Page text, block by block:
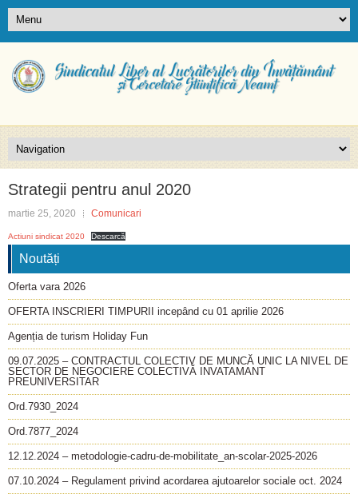
Strategii pentru anul 2020
martie 25, 2020 Comunicari
Actiuni sindicat 2020 Descarcă
Noutăți
Oferta vara 2026
OFERTA INSCRIERI TIMPURII incepând cu 01 aprilie 2026
Agenția de turism Holiday Fun
09.07.2025 – CONTRACTUL COLECTIV DE MUNCĂ UNIC LA NIVEL DE
SECTOR DE NEGOCIERE COLECTIVĂ INVATAMANT
PREUNIVERSITAR
Ord.7930_2024
Ord.7877_2024
12.12.2024 – metodologie-cadru-de-mobilitate_an-scolar-2025-2026
07.10.2024 – Regulament privind acordarea ajutoarelor sociale oct. 2024